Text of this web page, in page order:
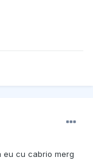
eu cu cabrio merg